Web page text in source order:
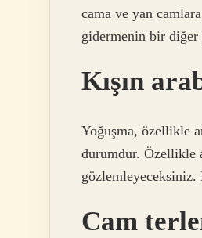
cama ve yan
gidermenin bir diğer
Kışın
Yoğuşma, özellikle
durumdur. Özellikle
gözlemleyeceksiniz.
Cam